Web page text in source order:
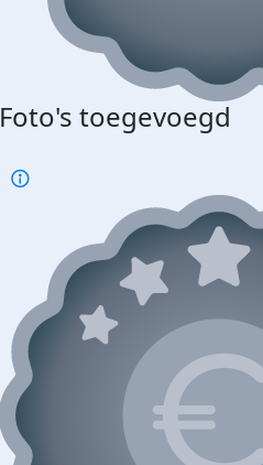
Foto's toegevoegd